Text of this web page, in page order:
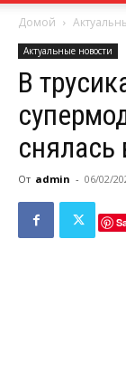
Домой
Актуальные новости
В
снялась
От admin - 06/02/